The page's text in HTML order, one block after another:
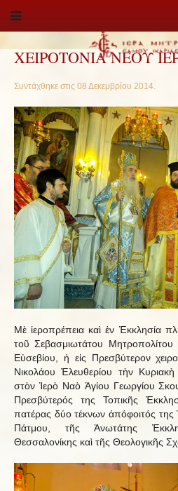
ΧΕΙΡΟΤΟΝΙΑ ΝΕΟΥ
Συντάχθηκε στις 08 Δεκεμβρίου 2014.
Μὲ ἱεροπρέπεια καὶ ἐν Ἐκκλησία
τοῦ Σεβασμιωτάτου Μητροπολίτου
Εὐσεβίου, ἡ εἰς Πρεσβύτερον
Νικολάου Ἐλευθερίου τὴν
στὸν Ἱερὸ Ναὸ Ἁγίου Γεωργίου
Πρεσβύτερός της Τοπικῆς
πατέρας δύο τέκνων ἀπόφοιτός της
Πάτμου, τῆς Ἀνωτάτης
Θεσσαλονίκης καὶ τῆς Θεολογικῆς